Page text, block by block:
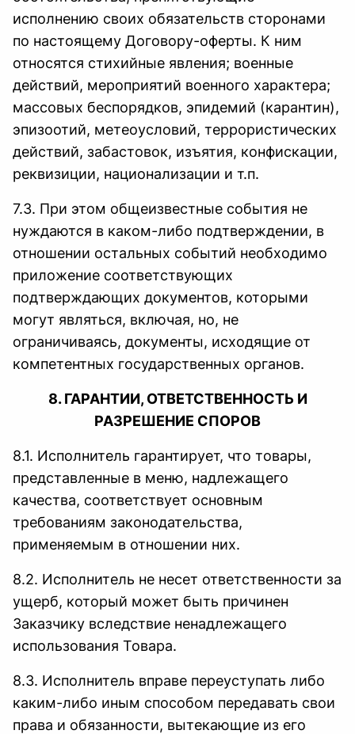
исполнению своих обязательств сторонами
по настоящему Договору-оферты. К ним
относятся стихийные явления; военные
действий, мероприятий военного характера;
массовых беспорядков, эпидемий (карантин),
эпизоотий, метеоусловий, террористических
действий, забастовок, изъятия, конфискации,
реквизиции, национализации и т.п.
7.3. При этом общеизвестные события не
нуждаются в каком-либо подтверждении, в
отношении остальных событий необходимо
приложение соответствующих
подтверждающих документов, которыми
могут являться, включая, но, не
ограничиваясь, документы, исходящие от
компетентных государственных органов.
8. ГАРАНТИИ, ОТВЕТСТВЕННОСТЬ И
РАЗРЕШЕНИЕ СПОРОВ
8.1. Исполнитель гарантирует, что товары,
представленные в меню, надлежащего
качества, соответствует основным
требованиям законодательства,
применяемым в отношении них.
8.2. Исполнитель не несет ответственности за
ущерб, который может быть причинен
Заказчику вследствие ненадлежащего
использования Товара.
8.3. Исполнитель вправе переуступать либо
каким-либо иным способом передавать свои
права и обязанности, вытекающие из его